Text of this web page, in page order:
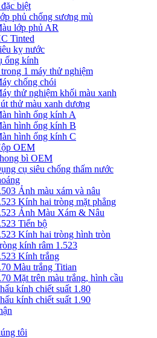
biệt
phủ chống sương mù
lớp phủ AR
Tinted
kỵ nước
ống kính
trong 1 máy thử nghiệm
chống chói
thử nghiệm khối màu xanh
thử màu xanh dương
hình ống kính A
hình ống kính B
hình ống kính C
OEM
bì OEM
cụ siêu chống thấm nước
Ảnh màu xám và nâu
Kính hai tròng mặt phẳng
Ảnh Màu Xám & Nâu
Tiến bộ
Kính hai tròng hình tròn
kính râm 1.523
Kính trắng
Màu trắng Titian
Mặt trên màu trắng, hình cầu
kính chiết suất 1.80
kính chiết suất 1.90
tôi